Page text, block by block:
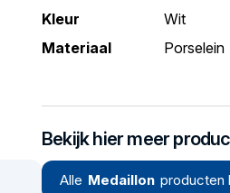
Kleur
Wit
Materiaal
Porselein
Bekijk hier meer
Alle Medaillon producten